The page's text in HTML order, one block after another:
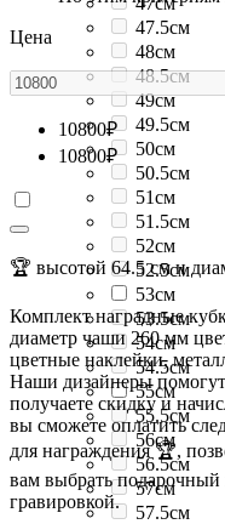
47.5см
48см
48.5см
49см
49.5см
50см
50.5см
51см
51.5см
52см
52.5см
53см
53.5см
54см
54.5см
55см
55.5см
56см
56.5см
57см
57.5см
Цена
10800₽
10800₽
🏆 высотой 64.5 см и
Комплект наградные
диаметр чаши 260 мм
цветные наклейки,
Наши дизайнеры помогут
получаете скидку и
вы сможете оплатить
для награждения 🏆,
вам выбрать
гравировкой.